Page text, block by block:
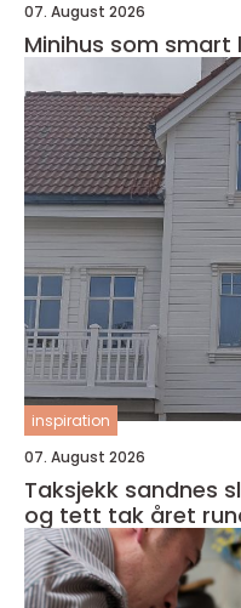
07. August 2026
Minihus som
inspiration
07. August 2026
Taksjekk sandnes slik sikrer huseiere et trygt
og tett tak året